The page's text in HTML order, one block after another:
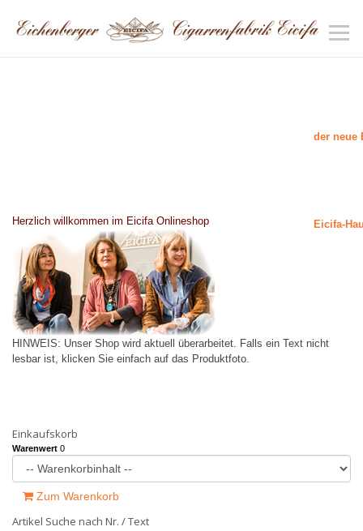
Herzlich willkommen im Eicifa Onlineshop
der neue
Eicifa-
HINWEIS: Unser Shop wird aktuell überarbeitet. Falls ein Text nicht
lesbar ist, klicken Sie einfach auf das Produktfoto.
Einkaufskorb
Warenwert 0
Zum Warenkorb
Artikel Suche nach Nr. / Text